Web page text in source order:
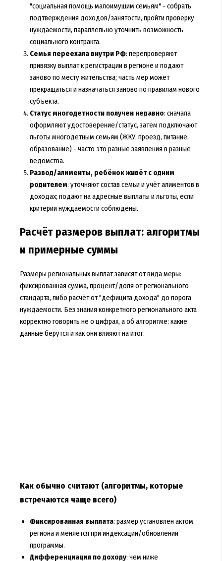
"социальная помощь малоимущим семьям" - собрать
подтверждения доходов/занятости, пройти проверку
нуждаемости, параллельно уточнить возможность
социального контракта.
Семья переехала внутри РФ: перепроверяют
привязку выплат к регистрации в регионе и подают
заново по месту жительства; часть мер может
прекращаться и назначаться заново по правилам нового
субъекта.
Статус многодетности получен недавно: сначала
оформляют удостоверение/статус, затем подключают
льготы многодетным семьям (ЖКУ, проезд, питание,
образование) - часто это разные заявления в разные
ведомства.
Развод/алименты, ребёнок живёт с одним
родителем: уточняют состав семьи и учёт алиментов в
доходах; подают на адресные выплаты и льготы, если
критерии нуждаемости соблюдены.
Расчёт размеров выплат: алгоритмы
и примерные суммы
Размеры региональных выплат зависят от вида меры:
фиксированная сумма, процент/доля от регионального
стандарта, либо расчёт от "дефицита дохода" до порога
нуждаемости. Без знания конкретного регионального акта
корректно говорить не о цифрах, а об алгоритме: какие
данные берутся и как они влияют на итог.
Как обычно считают (алгоритмы, которые
встречаются чаще всего)
Фиксированная выплата: размер установлен актом
региона и меняется при индексации/обновлении
программы.
Дифференциация по доходу: чем ниже